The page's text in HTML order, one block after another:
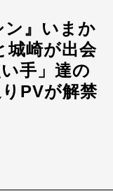
』いまか
城崎が出会
手」達の
PVが解禁